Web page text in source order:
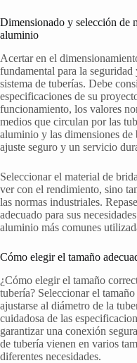
Dimensionado y selección de
aluminio
Acertar en el
fundamental para la
sistema de tuberías. Debe
especificaciones de su
funcionamiento, los valores
medios que circulan por las
aluminio y las dimensiones de
ajuste seguro y un servicio
Seleccionar el material de
ver con el rendimiento, sino
las normas industriales.
adecuado para sus
aluminio más comunes
Cómo elegir el tamaño
¿Cómo elegir el tamaño
tubería? Seleccionar el
ajustarse al diámetro de la
cuidadosa de las
garantizar una conexión
de tubería vienen en varios
diferentes necesidades.